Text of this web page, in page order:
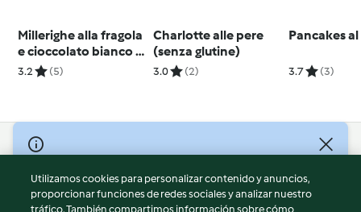
Millerighe alla fragola
e cioccolato bianco al
profumo di limone
3.2 (5)
Charlotte alle pere
(senza glutine)
3.0 (2)
Pancakes
3.7 (3)
© Copyright 2026
Términos de uso
Política de privacidad
Utilizamos cookies para personalizar contenido y anuncios,
proporcionar funciones de redes sociales y analizar nuestro
tráfico. También compartimos información sobre cómo